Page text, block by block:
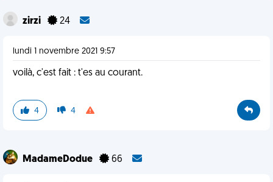
zirzi 24
lundi 1 novembre 2021 9:57
voilà, c'est fait : t'es au courant.
4 4
MadameDodue 66